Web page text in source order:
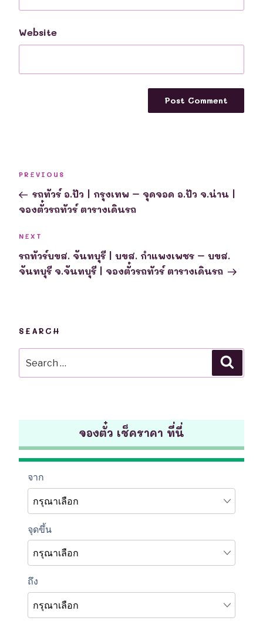
Website
navigation
Previous
Post
PREVIOUS
รถทัวร์ อ.ปัว | กรุงเทพ – จุดจอด อ.ปัว จ.น่าน |
จองตั๋วรถทัวร์ ตารางเดินรถ
Next
Post
NEXT
รถทัวร์บขส. จันทบุรี | บขส. กำแพงเพชร – บขส.
จันทบุรี จ.จันทบุรี | จองตั๋วรถทัวร์ ตารางเดินรถ
SEARCH
for:
จองตั๋ว เช็คราคา ที่นี่